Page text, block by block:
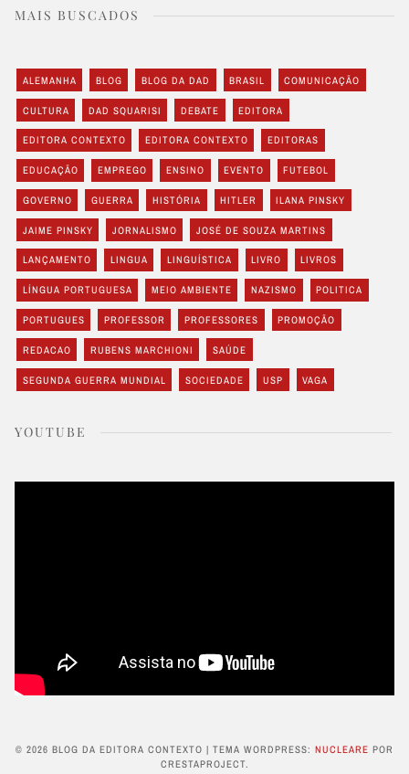
MAIS BUSCADOS
ALEMANHA BLOG BLOG DA DAD BRASIL COMUNICAÇÃO
CULTURA DAD SQUARISI DEBATE EDITORA
EDITORA CONTEXTO EDITORA CONTEXTO EDITORAS
EDUCAÇÃO EMPREGO ENSINO EVENTO FUTEBOL
GOVERNO GUERRA HISTÓRIA HITLER ILANA PINSKY
JAIME PINSKY JORNALISMO JOSÉ DE SOUZA MARTINS
LANÇAMENTO LINGUA LINGUÍSTICA LIVRO LIVROS
LÍNGUA PORTUGUESA MEIO AMBIENTE NAZISMO POLITICA
PORTUGUES PROFESSOR PROFESSORES PROMOÇÃO
REDACAO RUBENS MARCHIONI SAÚDE
SEGUNDA GUERRA MUNDIAL SOCIEDADE USP VAGA
YOUTUBE
© 2026 BLOG DA EDITORA CONTEXTO | TEMA WORDPRESS: NUCLEARE POR
CRESTAPROJECT.